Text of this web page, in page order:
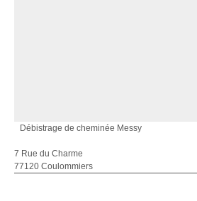
Débistrage de cheminée Messy
7 Rue du Charme
77120 Coulommiers